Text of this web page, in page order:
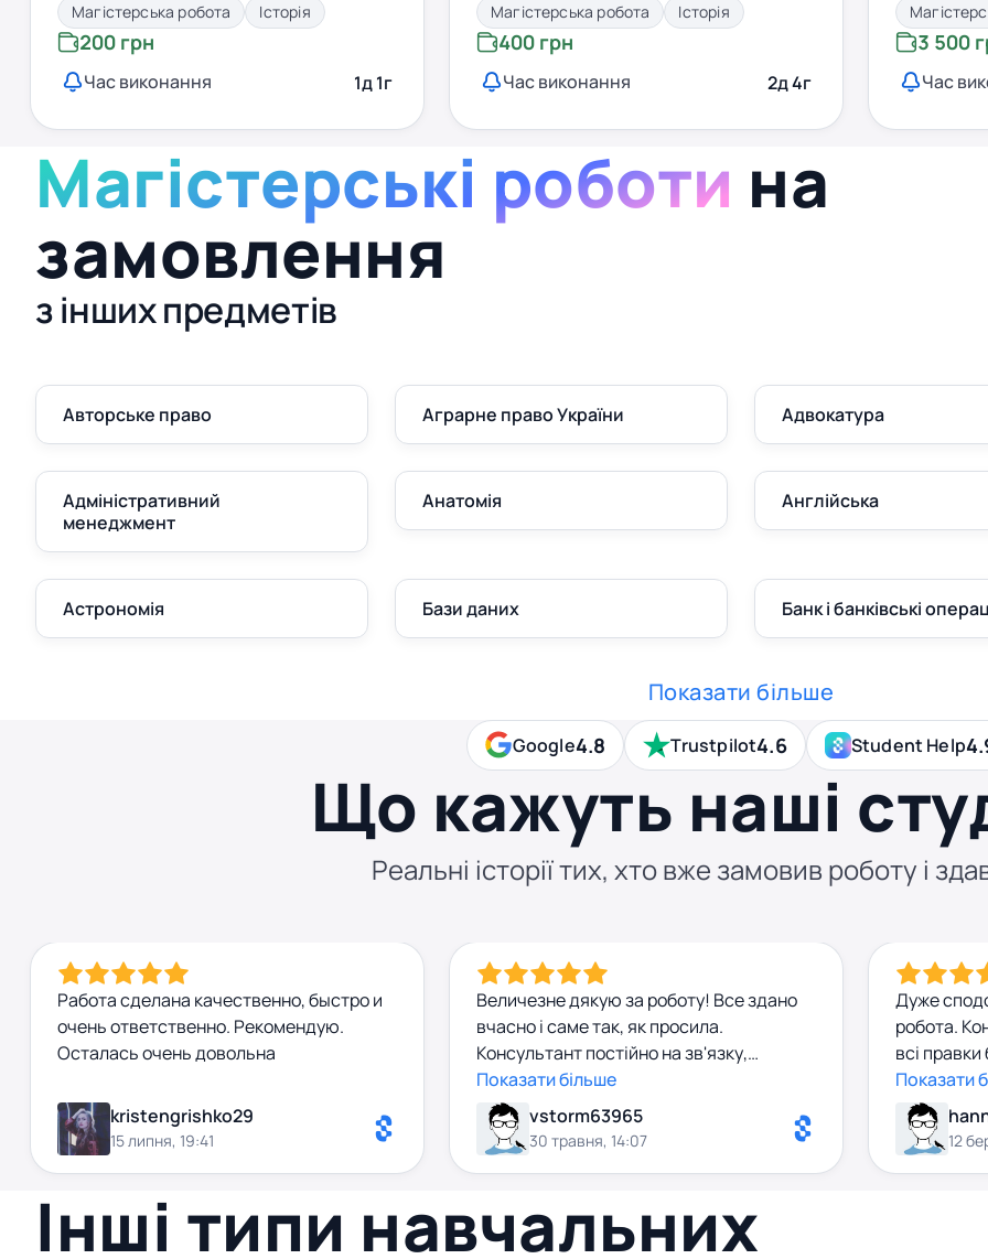
Магістерська робота Історія
200 грн
Час виконання 1д 1г
Магістерська робота Історія
400 грн
Час виконання 2д 4г
3 500
Час
Магістерські роботи на
замовлення
з інших предметів
Авторське право Аграрне право України Адвокатура
Адміністративний
менеджмент
Анатомія Англійська
Астрономія Бази даних Банк і банківські
Показати більше
Google4.8 Trustpilot4.6 Student Help
Що кажуть наші
Реальні історії тих, хто вже замовив роботу і
Работа сделана качественно, быстро и
очень ответственно. Рекомендую.
Осталась очень довольна
kristengrishko29
15 липня, 19:41
Величезне дякую за роботу! Все здано
вчасно і саме так, як просила.
Консультант постійно на зв'язку,
оперативно відповідала на всі питання,
тому процес пройшов взагалі без
стресу. Роботу оцінили дуже високо,
результат супер! Співпрацею
співпраці
Показати більше
vstorm63965
30 травня, 14:07
Дуже
робота.
всі
цікава,
90+. Дуже
Показати
12
Інші типи навчальних